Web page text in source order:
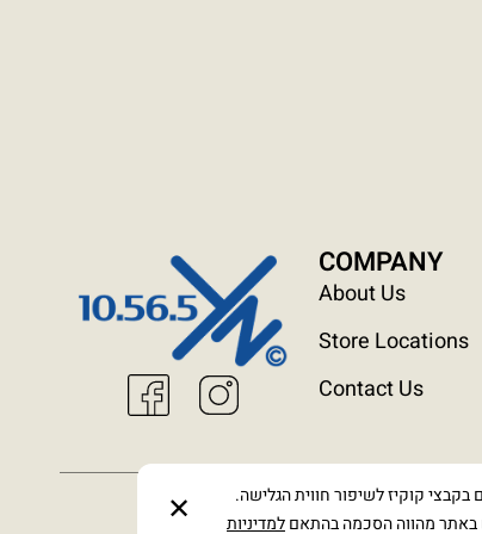
COMPANY
About Us
Store Locations
Contact Us
קוקיז לשיפור חווית הגלישה.
מהווה הסכמה בהתאםלמדיניות ✕